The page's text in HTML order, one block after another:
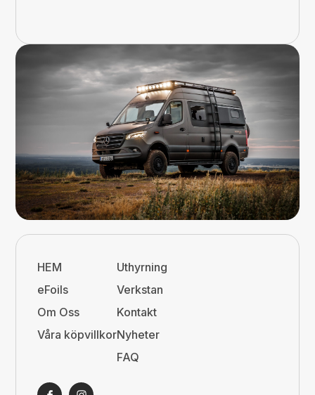
HEM
eFoils
Om Oss
Våra köpvillkor
Uthyrning
Verkstan
Kontakt
Nyheter
FAQ